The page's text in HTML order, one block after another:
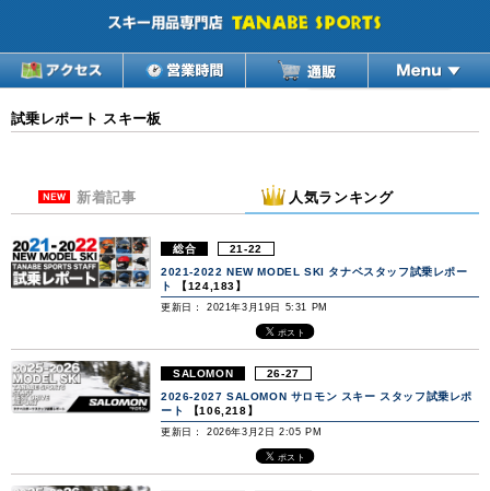
試乗レポート スキー板
新着記事 人気ランキング
総合
21-22
2021-2022 NEW MODEL SKI タナベスタッフ試乗レポー
ト
【124,183】
更新日： 2021年3月19日 5:31 PM
SALOMON
26-27
2026-2027 SALOMON サロモン スキー スタッフ試乗レポ
ート
【106,218】
更新日： 2026年3月2日 2:05 PM